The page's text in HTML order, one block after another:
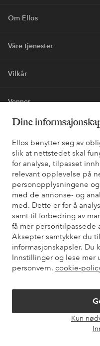
Dine
Ellos benytter seg av
slik at nettstedet skal
for analyse, tilpasset
relevant opplevelse på
personopplysningene
med de annonse- og
med. Dette er for å
samt til forbedring av
få mer persontilpassede
Aksepter samtykker du
informasjonskapsler. Du
Innstillinger og lese mer
personvern. cookie-
Kun
Om Ellos
Våre tjenester
Vilkår
Venner
Sikre betalinger -
Vil du vite mer om
elpy
Facebook